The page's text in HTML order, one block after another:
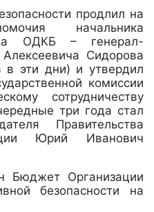
продлил на
начальника
ОДКБ – генерал-
Сидорова
в эти дни) и утвердил
комиссии
сотрудничеству
три года стал
Правительства
Юрий Иванович
Бюджет Организации
безопасности на